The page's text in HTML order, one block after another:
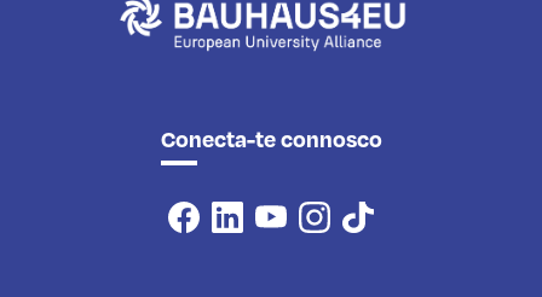
Conecta-te connosco